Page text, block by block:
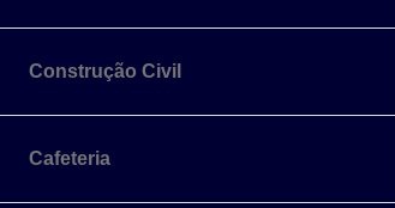
Construção Civil
Cafeteria